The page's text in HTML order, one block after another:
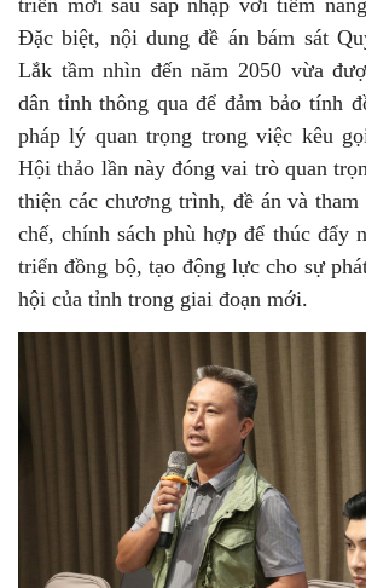
triển mới sau sáp nhập với tiềm
Đặc biệt, nội dung đề án bám sát
Lắk tầm nhìn đến năm 2050 vừa
dân tỉnh thông qua để đảm bảo tính
pháp lý quan trọng trong việc kêu
Hội thảo lần này đóng vai trò quan
thiện các chương trình, đề án và
chế, chính sách phù hợp để thúc đẩy
triển đồng bộ, tạo động lực cho sự
hội của tỉnh trong giai đoạn mới.